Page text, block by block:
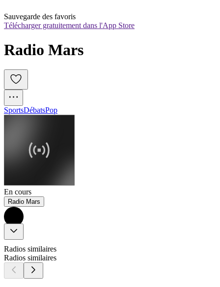
Sauvegarde des favoris
Télécharger gratuitement dans l'App Store
Radio Mars
SportsDébatsPop
En cours
Radio Mars
Radios similaires
Radios similaires